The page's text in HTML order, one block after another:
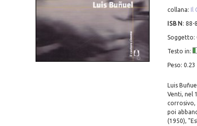
collana:
ISBN : 88-
Soggetto:
Testo in:
Peso: 0.23
Luis
Venti, nel
corrosivo,
poi
(1950),